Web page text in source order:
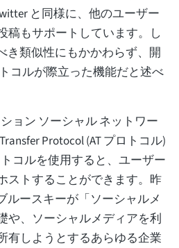
と同様に、他のユーザー
稿もサポートしています。し
き類似性にもかかわらず、開
コルが際立った機能だと述べ
ョン ソーシャル ネットワー
Protocol (AT プロトコル)
コルを使用すると、ユーザー
ストすることができます。昨
ルースキーが「ソーシャルメ
や、ソーシャルメディアを利
有しようとするあらゆる企業